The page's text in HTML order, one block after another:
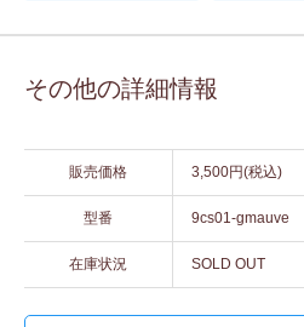
その他の詳細情報
販売価格 3,500円(税込)
型番 9cs01-gmauve
在庫状況 SOLD OUT